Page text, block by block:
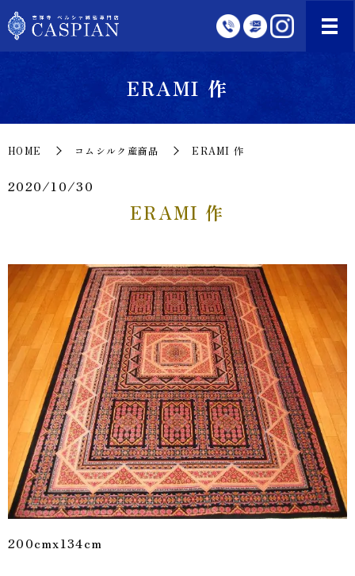
ERAMI 作
HOME コムシルク産商品 ERAMI 作
2020/10/30
ERAMI 作
200cmx134cm